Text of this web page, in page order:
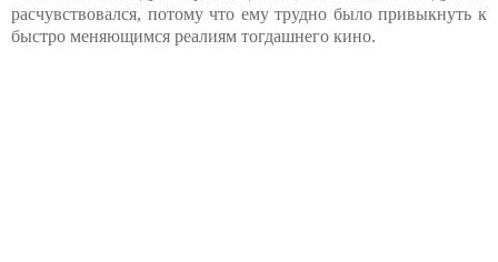
расчувствовался, потому что ему трудно было привыкнуть к
быстро меняющимся реалиям тогдашнего кино.